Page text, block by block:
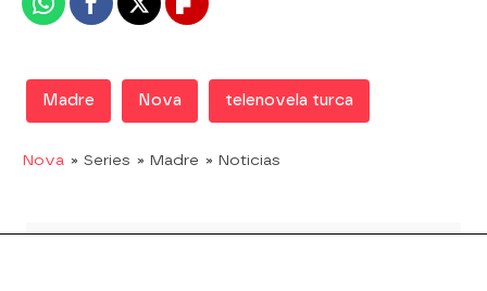
WhatsappFacebook
X Flipboard
Madre Nova telenovela turca
Nova » Series » Madre » Noticias